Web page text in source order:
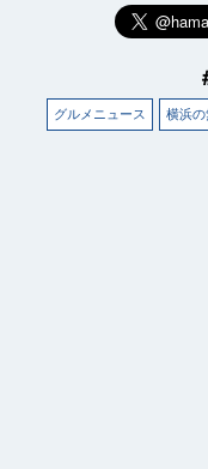
グルメニュース 横浜の